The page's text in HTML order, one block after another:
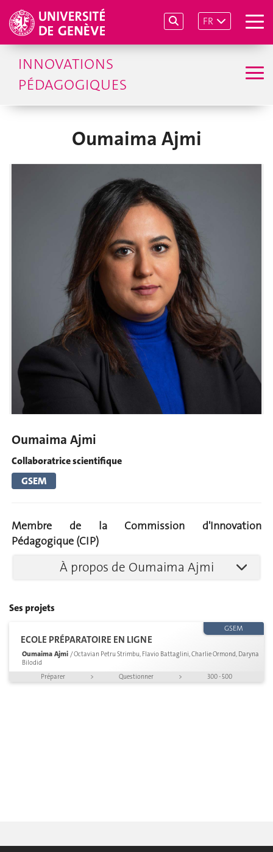
FR
INNOVATIONS
PÉDAGOGIQUES
Oumaima Ajmi
Oumaima Ajmi
Collaboratrice scientifique
GSEM
Membre de la Commission d'Innovation
Pédagogique (CIP)
À propos de Oumaima Ajmi
Ses projets
ECOLE PRÉPARATOIRE EN LIGNE
Oumaima Ajmi / Octavian Petru Strimbu, Flavio Battaglini, Charlie Ormond, Daryna
Bilodid
GSEM
Préparer > Questionner > 300 - 500